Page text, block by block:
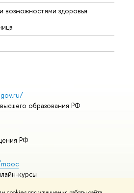
возможностями здоровья
образования РФ
РФ
курсы